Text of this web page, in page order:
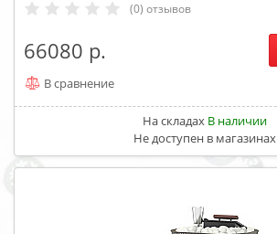
(0) отзывов
66080
В сравнение
На складах В наличии
Не доступен в магазинах